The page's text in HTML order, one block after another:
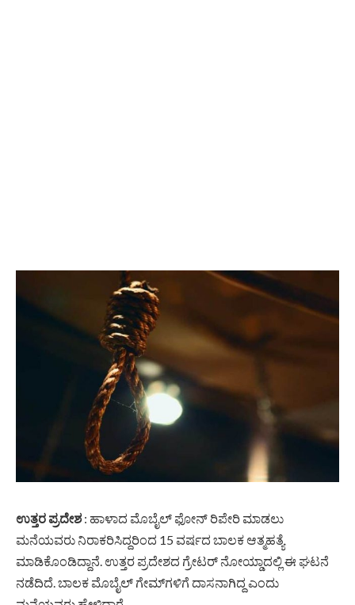
ಉತ್ತರ ಪ್ರದೇಶ: ಹಾಳಾದ ಮೊಬೈಲ್ ಫೋನ್ ರಿಪೇರಿ ಮಾಡಲು
ಮನೆಯವರು ನಿರಾಕರಿಸಿದ್ದರಿಂದ 15 ವರ್ಷದ ಬಾಲಕ ಆತ್ಮಹತ್ಯೆ
ಮಾಡಿಕೊಂಡಿದ್ದಾನೆ. ಉತ್ತರ ಪ್ರದೇಶದ ಗ್ರೇಟರ್ ನೋಯ್ಡಾದಲ್ಲಿ ಈ ಘಟನೆ
ನಡೆದಿದೆ. ಬಾಲಕ ಮೊಬೈಲ್ ಗೇಮ್‌ಗಳಿಗೆ ದಾಸನಾಗಿದ್ದ ಎಂದು